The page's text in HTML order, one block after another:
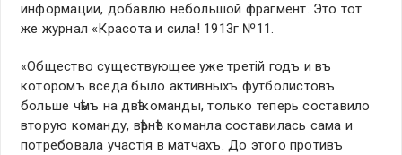
информации, добавлю небольшой фрагмент. Это тот
же журнал «Красота и сила! 1913г №11.
«Общество существующее уже третiй годъ и въ
которомъ вседа было активныхъ футболистовъ
больше чѣмъ на двѣ команды, только теперь составило
вторую команду, вѣрнѣе команла составилась сама и
потребовала участiя в матчахъ. До этого противъ